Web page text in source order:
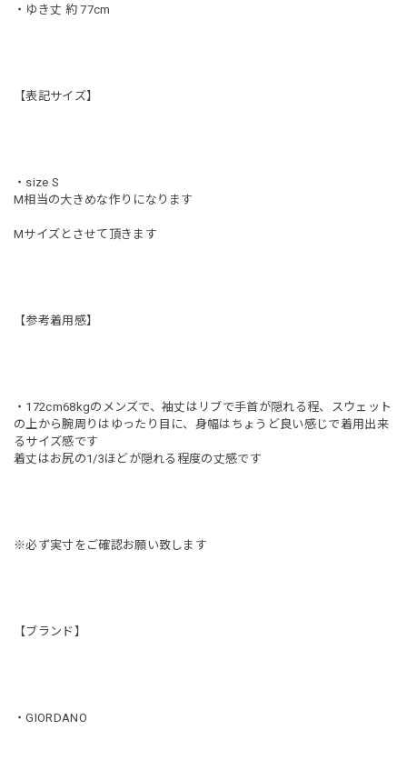
・ゆき丈 約 77cm
【表記サイズ】
・size S
M相当の大きめな作りになります
Mサイズとさせて頂きます
【参考着用感】
・172cm68kgのメンズで、袖丈はリブで手首が隠れる程、スウェット
の上から腕周りはゆったり目に、身幅はちょうど良い感じで着用出来
るサイズ感です
着丈はお尻の1/3ほどが隠れる程度の丈感です
※必ず実寸をご確認お願い致します
【ブランド】
・GIORDANO